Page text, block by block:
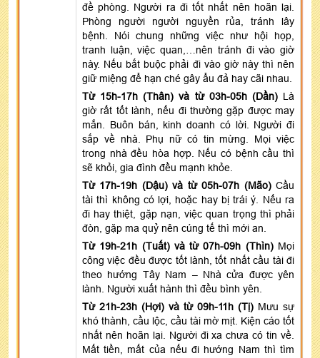
đề phòng. Người ra đi tốt nhất nên hoãn lại.
Phòng người người nguyền rủa, tránh lây
bệnh. Nói chung những việc như hội họp,
tranh luận, việc quan,…nên tránh đi vào giờ
này. Nếu bắt buộc phải đi vào giờ này thì nên
giữ miệng để hạn ché gây ẩu đả hay cãi nhau.
Từ 15h-17h (Thân) và từ 03h-05h (Dần) Là
giờ rất tốt lành, nếu đi thường gặp được may
mắn. Buôn bán, kinh doanh có lời. Người đi
sắp về nhà. Phụ nữ có tin mừng. Mọi việc
trong nhà đều hòa hợp. Nếu có bệnh cầu thì
sẽ khỏi, gia đình đều mạnh khỏe.
Từ 17h-19h (Dậu) và từ 05h-07h (Mão) Cầu
tài thì không có lợi, hoặc hay bị trái ý. Nếu ra
đi hay thiệt, gặp nạn, việc quan trọng thì phải
đòn, gặp ma quỷ nên cúng tế thì mới an.
Từ 19h-21h (Tuất) và từ 07h-09h (Thìn) Mọi
công việc đều được tốt lành, tốt nhất cầu tài đi
theo hướng Tây Nam – Nhà cửa được yên
lành. Người xuất hành thì đều bình yên.
Từ 21h-23h (Hợi) và từ 09h-11h (Tị) Mưu sự
khó thành, cầu lộc, cầu tài mờ mịt. Kiện cáo tốt
nhất nên hoãn lại. Người đi xa chưa có tin về.
Mất tiền, mất của nếu đi hướng Nam thì tìm